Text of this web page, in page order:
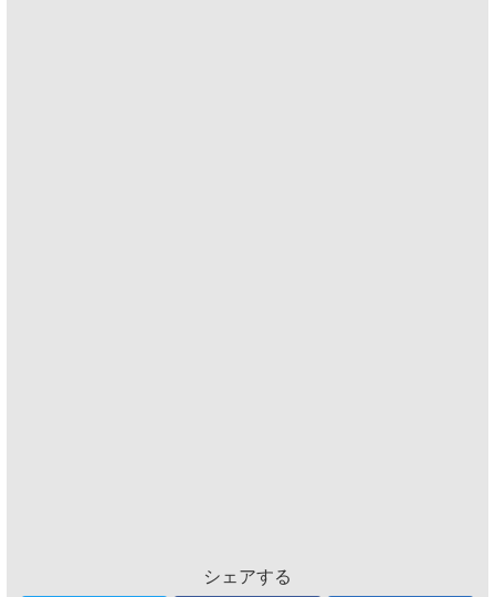
シェアする